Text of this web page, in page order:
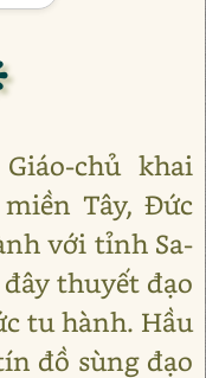
chủ khai
Tây, Đức
với tỉnh Sa-
thuyết đạo
tu hành. Hầu
đồ sùng đạo